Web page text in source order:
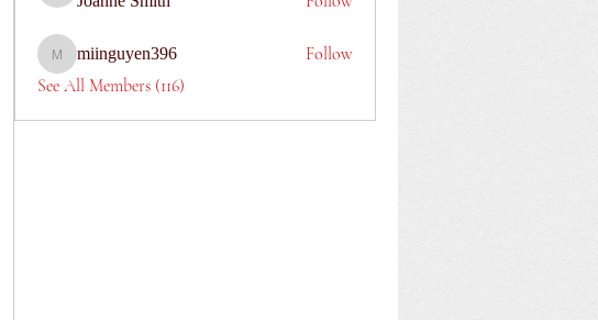
miinguyen396
miinguyen396
Follow
See All Members (116)